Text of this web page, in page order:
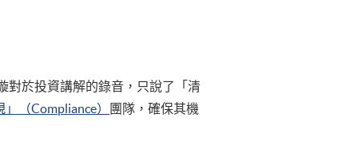
對於投資講解的錄音，只說了「清
」（Compliance）
團隊，確保其機